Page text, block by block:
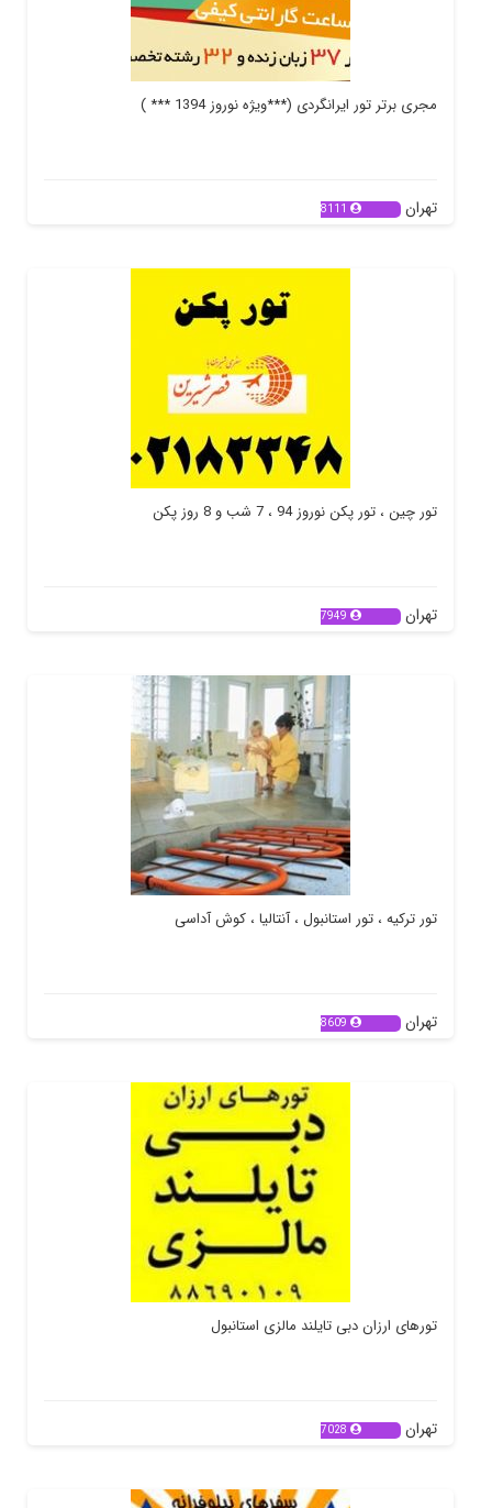
مجری برتر تور ایرانگردی (***ویژه نوروز 1394 *** )
تهران 8111
تور چین ، تور پکن نوروز 94 ، 7 شب و 8 روز پکن
تهران 7949
تور ترکیه ، تور استانبول ، آنتالیا ، کوش آداسی
تهران 8609
تورهای ارزان دبی تایلند مالزی استانبول
تهران 7028